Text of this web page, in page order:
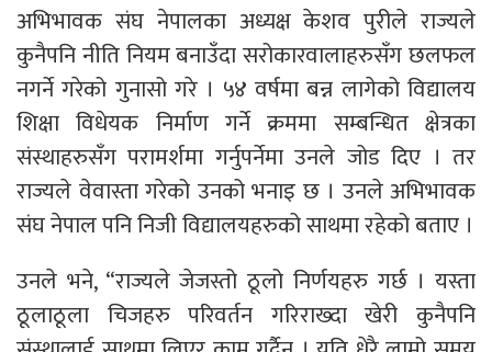
अभिभावक संघ नेपालका अध्यक्ष केशव पुरीले राज्यले
कुनैपनि नीति नियम बनाउँदा सरोकारवालाहरुसँग छलफल
नगर्ने गरेको गुनासो गरे । ५४ वर्षमा बन्न लागेको विद्यालय
शिक्षा विधेयक निर्माण गर्ने क्रममा सम्बन्धित क्षेत्रका
संस्थाहरुसँग परामर्शमा गर्नुपर्नेमा उनले जोड दिए । तर
राज्यले वेवास्ता गरेको उनको भनाइ छ । उनले अभिभावक
संघ नेपाल पनि निजी विद्यालयहरुको साथमा रहेको बताए ।
उनले भने, “राज्यले जेजस्तो ठूलो निर्णयहरु गर्छ । यस्ता
ठूलाठूला चिजहरु परिवर्तन गरिराख्दा खेरी कुनैपनि